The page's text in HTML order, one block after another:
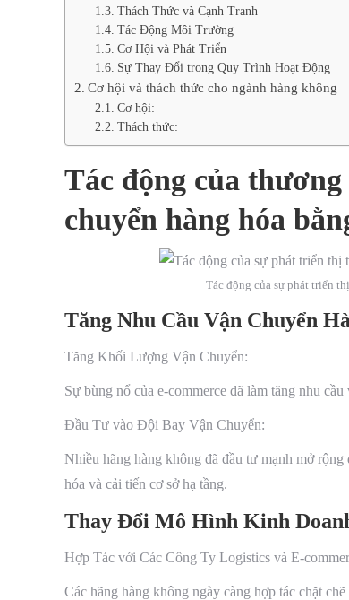
Thách Thức và Cạnh Tranh
Tác Động Môi Trường
Cơ Hội và Phát Triển
Sự Thay Đổi trong Quy Trình Hoạt Động
Cơ hội và thách thức cho ngành hàng không
Cơ hội:
Thách thức:
Tác động của
chuyển hàng hóa
Tác động của sự phát triển
Tăng Nhu Cầu Vận Chuyển
Tăng Khối Lượng Vận Chuyển:
Sự bùng nổ của e-commerce đã làm tăng nhu
Đầu Tư vào Đội Bay Vận Chuyển:
Nhiều hãng hàng không đã đầu tư mạnh mở
hóa và cải tiến cơ sở hạ tầng.
Thay Đổi Mô Hình Kinh
Hợp Tác với Các Công Ty Logistics và E-
Các hãng hàng không ngày càng hợp tác chặt